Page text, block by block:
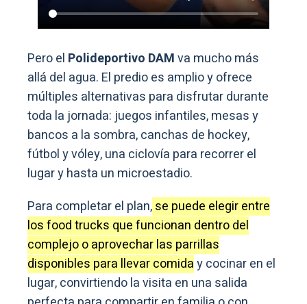
Pero el Polideportivo DAMva mucho más
allá del agua. El predio es amplio y ofrece
múltiples alternativas para disfrutar durante
toda la jornada: juegos infantiles, mesas y
bancos a la sombra, canchas de hockey,
fútbol y vóley, una ciclovía para recorrer el
lugar y hasta un microestadio.
Para completar el plan,se puede elegir entre
los food trucks que funcionan dentro del
complejo o aprovechar las parrillas
disponibles para llevar comiday cocinar en el
lugar, convirtiendo la visita en una salida